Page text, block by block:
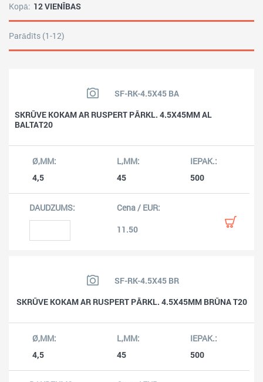
Kopā: 12 VIENĪBAS
Parādīts (1-12)
SF-RK-4.5X45 BA
SKRŪVE KOKAM AR RUSPERT PĀRKL. 4.5X45MM AL
BALTAT20
4,5 45 500
11.50
SF-RK-4.5X45 BR
SKRŪVE KOKAM AR RUSPERT PĀRKL. 4.5X45MM BRŪNA T20
4,5 45 500